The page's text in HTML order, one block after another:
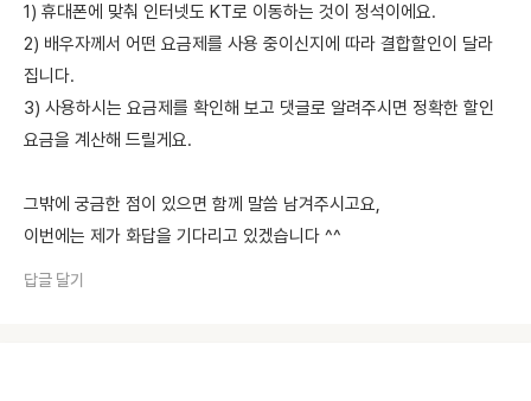
1) 휴대폰에 맞춰 인터넷도 KT로 이동하는 것이 정석이에요.
2) 배우자께서 어떤 요금제를 사용 중이신지에 따라 결합할인이 달라
집니다.
3) 사용하시는 요금제를 확인해 보고 댓글로 알려주시면 정확한 할인
요금을 계산해 드릴게요.
그밖에 궁금한 점이 있으면 함께 말씀 남겨주시고요,
이번에는 제가 화답을 기다리고 있겠습니다 ^^
답글 달기